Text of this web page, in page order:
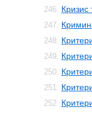
246. Кризис
247.
248.
249.
250.
251.
252.